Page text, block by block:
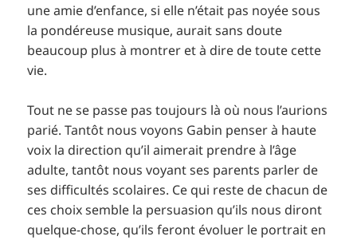
une amie d’enfance, si elle n’était pas noyée sous
la pondéreuse musique, aurait sans doute
beaucoup plus à montrer et à dire de toute cette
vie.
Tout ne se passe pas toujours là où nous l’aurions
parié. Tantôt nous voyons Gabin penser à haute
voix la direction qu’il aimerait prendre à l’âge
adulte, tantôt nous voyant ses parents parler de
ses difficultés scolaires. Ce qui reste de chacun de
ces choix semble la persuasion qu’ils nous diront
quelque-chose, qu’ils feront évoluer le portrait en